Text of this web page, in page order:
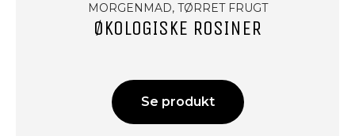
MORGENMAD, TØRRET FRUGT
ØKOLOGISKE ROSINER
Se produkt